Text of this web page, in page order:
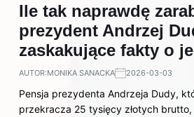
Ile tak naprawdę
prezydent Andrzej
zaskakujące fakty o
AUTOR:MONIKA SANACKA 2026-03-03
Pensja prezydenta Andrzeja Dudy,
przekracza 25 tysięcy złotych